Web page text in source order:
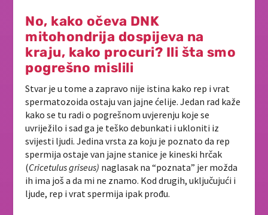
No, kako očeva DNK
mitohondrija dospijeva na
kraju, kako procuri? Ili šta smo
pogrešno mislili
Stvar je u tome a zapravo nije istina kako rep i vrat
spermatozoida ostaju van jajne ćelije. Jedan rad kaže
kako se tu radi o pogrešnom uvjerenju koje se
uvriježilo i sad ga je teško debunkati i ukloniti iz
svijesti ljudi. Jedina vrsta za koju je poznato da rep
spermija ostaje van jajne stanice je kineski hrčak
(Cricetulus griseus) naglasak na “poznata” jer možda
ih ima još a da mi ne znamo. Kod drugih, uključujući i
ljude, rep i vrat spermija ipak prođu.